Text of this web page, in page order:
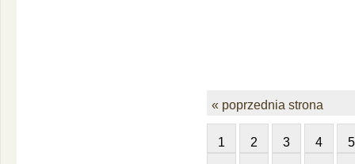
« poprzednia strona
1 2 3 4 5